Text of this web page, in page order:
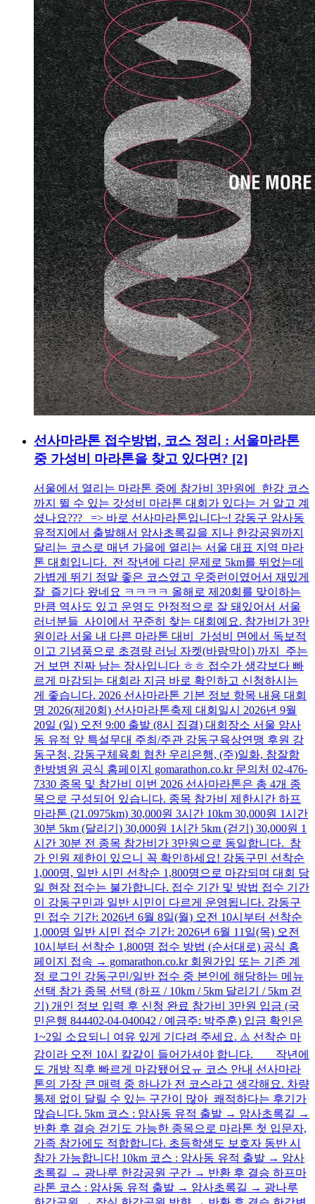
선사마라톤 접수방법, 코스 정리 : 서울마라톤
중 가성비 마라톤을 찾고 있다면? [2]
서울에서 열리는 마라톤 중에 참가비 3만원에 한강 코스
까지 뛸 수 있는 갓성비 마라톤 대회가 있다는 거 알고 계
셨나요??? => 바로 선사마라톤입니다~! 강동구 암사동
유적지에서 출발해서 암사초록길을 지나 한강공원까지
달리는 코스로 매년 가을에 열리는 서울 대표 지역 마라
톤 대회입니다. 전 작년에 다리 문제로 5km를 뛰었는데
가볍게 뛰기 정말 좋은 코스였고 우중런이였어서 재밌게
잘 즐기다 왔네요 ㅋㅋㅋㅋ 올해로 제20회를 맞이하는
만큼 역사도 있고 운영도 안정적으로 잘 돼있어서 서울
러너분들 사이에서 꾸준히 찾는 대회예요. 참가비가 3만
원이라 서울 내 다른 마라톤 대비 가성비 면에서 독보적
이고 기념품으로 초경량 러닝 자켓(바람막이) 까지 주는
거 보면 진짜 남는 장사입니다 ㅎㅎ 접수가 생각보다 빠
르게 마감되는 대회라 지금 바로 확인하고 신청하시는
게 좋습니다. 2026 선사마라톤 기본 정보 항목 내용 대회
명 2026(제20회) 선사마라톤축제 대회일시 2026년 9월
20일 (일) 오전 9:00 출발 (8시 집결) 대회장소 서울 암사
동 유적 앞 특설무대 주최/주관 강동구육상연맹 후원 강
동구청, 강동구체육회 협찬 우리은행, (주)일화, 참잘함
한방병원 공식 홈페이지 gomarathon.co.kr 문의처 02-476-
7330 종목 및 참가비 이번 2026 선사마라톤은 총 4개 종
목으로 구성되어 있습니다. 종목 참가비 제한시간 하프
마라톤 (21.0975km) 30,000원 3시간 10km 30,000원 1시간
30분 5km (달리기) 30,000원 1시간 5km (걷기) 30,000원 1
시간 30분 전 종목 참가비가 3만원으로 동일합니다. 참
가 인원 제한이 있으니 꼭 확인하세요! 강동구민 선착순
1,000명, 일반 시민 선착순 1,800명으로 마감되며 대회 당
일 현장 접수는 불가합니다. 접수 기간 및 방법 접수 기간
이 강동구민과 일반 시민이 다르게 운영됩니다. 강동구
민 접수 기간: 2026년 6월 8일(월) 오전 10시부터 선착순
1,000명 일반 시민 접수 기간: 2026년 6월 11일(목) 오전
10시부터 선착순 1,800명 접수 방법 (순서대로) 공식 홈
페이지 접속 → gomarathon.co.kr 회원가입 또는 기존 계
정 로그인 강동구민/일반 접수 중 본인에 해당하는 메뉴
선택 참가 종목 선택 (하프 / 10km / 5km 달리기 / 5km 걷
기) 개인 정보 입력 후 신청 완료 참가비 3만원 입금 (국
민은행 844402-04-040042 / 예금주: 박주훈) 입금 확인은
1~2일 소요되니 여유 있게 기다려 주세요. ⚠️ 선착순 마
감이라 오전 10시 칼같이 들어가셔야 합니다. 작년에
도 개방 직후 빠르게 마감됐어요ㅠ 코스 안내 선사마라
톤의 가장 큰 매력 중 하나가 전 코스라고 생각해요. 차량
통제 없이 달릴 수 있는 구간이 많아 쾌적하다는 후기가
많습니다. 5km 코스 : 암사동 유적 출발 → 암사초록길 →
반환 후 결승 걷기도 가능한 종목으로 마라톤 첫 입문자,
가족 참가에도 적합합니다. 초등학생도 보호자 동반 시
참가 가능합니다! 10km 코스 : 암사동 유적 출발 → 암사
초록길 → 광나루 한강공원 구간 → 반환 후 결승 하프마
라톤 코스 : 암사동 유적 출발 → 암사초록길 → 광나루